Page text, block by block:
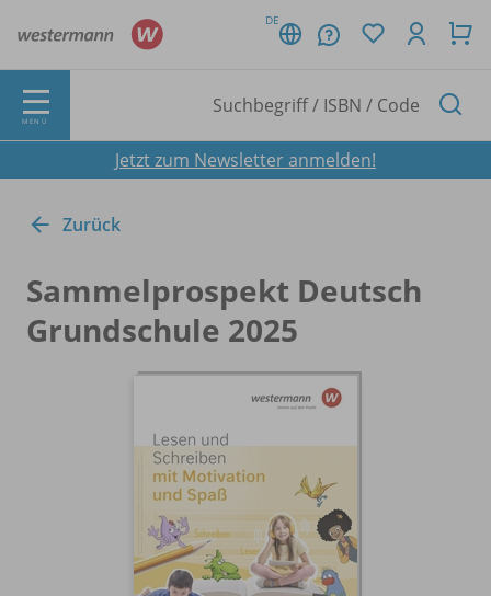
DE
MENÜ
Jetzt zum Newsletter anmelden!
Zurück
Sammelprospekt Deutsch
Grundschule 2025